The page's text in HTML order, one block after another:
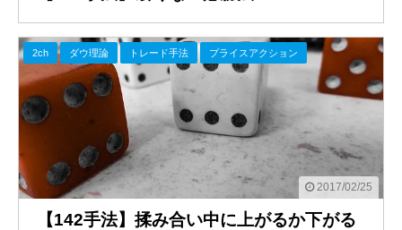
2017/02/25
2ch ダウ理論 トレード手法 プライスアクション
【142手法】揉み合い中に上がるか下がる